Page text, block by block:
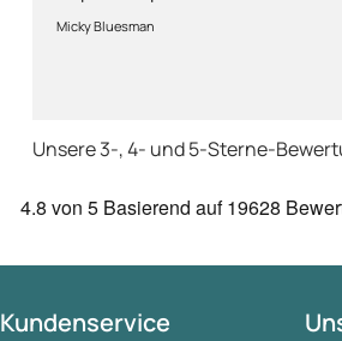
Abhandlung!
Micky Bluesman
Unsere 3-, 4- und 5-Sterne-
4.8 von 5 Basierend auf19628